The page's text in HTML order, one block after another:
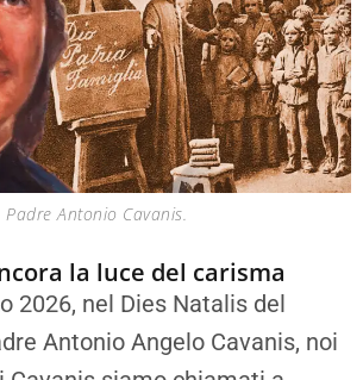
Padre Antonio Cavanis.
la luce del carisma
2026, nel Dies Natalis del
Antonio Angelo Cavanis, noi